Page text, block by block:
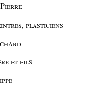
plasticiens
et fils